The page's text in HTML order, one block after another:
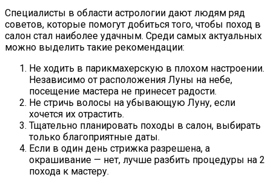
Специалисты в области астрологии дают людям ряд
советов, которые помогут добиться того, чтобы поход в
салон стал наиболее удачным. Среди самых актуальных
можно выделить такие рекомендации:
Не ходить в парикмахерскую в плохом настроении.
Независимо от расположения Луны на небе,
посещение мастера не принесет радости.
Не стричь волосы на убывающую Луну, если
хочется их отрастить.
Тщательно планировать походы в салон, выбирать
только благоприятные даты.
Если в один день стрижка разрешена, а
окрашивание — нет, лучше разбить процедуры на 2
похода к мастеру.